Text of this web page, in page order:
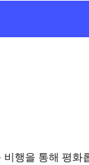
행을 통해 평